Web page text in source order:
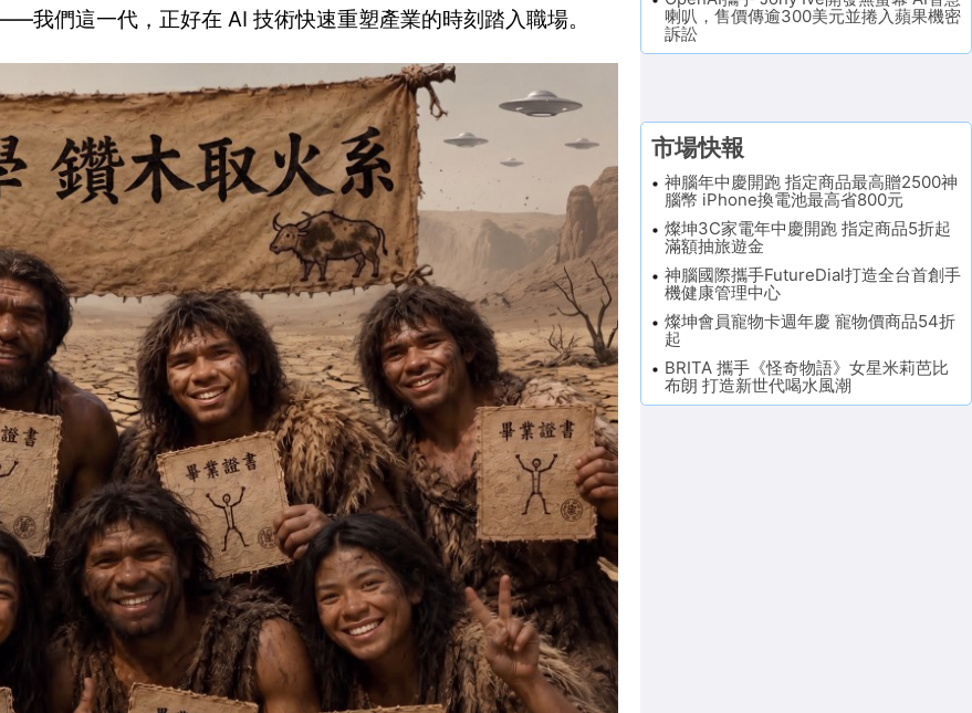
我們這一代，正好在 AI 技術快速重塑產業的時刻踏入職場。
喇叭，售價傳逾300美元並捲入蘋果機密
訴訟
市場快報
神腦年中慶開跑 指定商品最高贈2500神
腦幣 iPhone換電池最高省800元
燦坤3C家電年中慶開跑 指定商品5折起
滿額抽旅遊金
神腦國際攜手FutureDial打造全台首創手
機健康管理中心
燦坤會員寵物卡週年慶 寵物價商品54折
起
BRITA 攜手《怪奇物語》女星米莉芭比
布朗 打造新世代喝水風潮